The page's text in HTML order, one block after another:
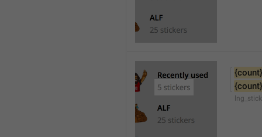
{count}
{count}